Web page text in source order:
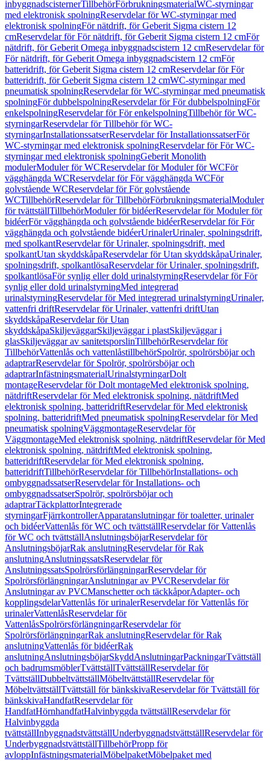
inbyggnadscisternerTillbehörFörbrukningsmaterialWC-styrningar
med elektronisk spolningReservdelar för WC-styrningar med
elektronisk spolningFör nätdrift, för Geberit Sigma cistern 12
cmReservdelar för För nätdrift, för Geberit Sigma cistern 12 cmFör
nätdrift, för Geberit Omega inbyggnadscistern 12 cmReservdelar för
För nätdrift, för Geberit Omega inbyggnadscistern 12 cmFör
batteridrift, för Geberit Sigma cistern 12 cmReservdelar för För
batteridrift, för Geberit Sigma cistern 12 cmWC-styrningar med
pneumatisk spolningReservdelar för WC-styrningar med pneumatisk
spolningFör dubbelspolningReservdelar för För dubbelspolningFör
enkelspolningReservdelar för För enkelspolningTillbehör för WC-
styrningarReservdelar för Tillbehör för WC-
styrningarInstallationssatserReservdelar för InstallationssatserFör
WC-styrningar med elektronisk spolningReservdelar för För WC-
styrningar med elektronisk spolningGeberit Monolith
modulerModuler för WCReservdelar för Moduler för WCFör
vägghängda WCReservdelar för För vägghängda WCFör
golvstående WCReservdelar för För golvstående
WCTillbehörReservdelar för TillbehörFörbrukningsmaterialModuler
för tvättställTillbehörModuler för bidéerReservdelar för Moduler för
bidéerFör vägghängda och golvstående bidéerReservdelar för För
vägghängda och golvstående bidéerUrinalerUrinaler, spolningsdrift,
med spolkantReservdelar för Urinaler, spolningsdrift, med
spolkantUtan skyddskåpaReservdelar för Utan skyddskåpaUrinaler,
spolningsdrift, spolkantlösaReservdelar för Urinaler, spolningsdrift,
spolkantlösaFör synlig eller dold urinalstyrningReservdelar för För
synlig eller dold urinalstyrningMed integrerad
urinalstyrningReservdelar för Med integrerad urinalstyrningUrinaler,
vattenfri driftReservdelar för Urinaler, vattenfri driftUtan
skyddskåpaReservdelar för Utan
skyddskåpaSkiljeväggarSkiljeväggar i plastSkiljeväggar i
glasSkiljeväggar av sanitetsporslinTillbehörReservdelar för
TillbehörVattenlås och vattenlåstillbehörSpolrör, spolrörsböjar och
adaptrarReservdelar för Spolrör, spolrörsböjar och
adaptrarInfästningsmaterialUrinalstyrningarDolt
montageReservdelar för Dolt montageMed elektronisk spolning,
nätdriftReservdelar för Med elektronisk spolning, nätdriftMed
elektronisk spolning, batteridriftReservdelar för Med elektronisk
spolning, batteridriftMed pneumatisk spolningReservdelar för Med
pneumatisk spolningVäggmontageReservdelar för
VäggmontageMed elektronisk spolning, nätdriftReservdelar för Med
elektronisk spolning, nätdriftMed elektronisk spolning,
batteridriftReservdelar för Med elektronisk spolning,
batteridriftTillbehörReservdelar för TillbehörInstallations- och
ombyggnadssatserReservdelar för Installations- och
ombyggnadssatserSpolrör, spolrörsböjar och
adaptrarTäckplattorIntegrerade
styrningarFjärrkontrollerApparatanslutningar för toaletter, urinaler
och bidéerVattenlås för WC och tvättställReservdelar för Vattenlås
för WC och tvättställAnslutningsböjarReservdelar för
AnslutningsböjarRak anslutningReservdelar för Rak
anslutningAnslutningssatsReservdelar för
AnslutningssatsSpolrörsförlängningarReservdelar för
SpolrörsförlängningarAnslutningar av PVCReservdelar för
Anslutningar av PVCManschetter och täckkåporAdapter- och
kopplingsdelarVattenlås för urinalerReservdelar för Vattenlås för
urinalerVattenlåsReservdelar för
VattenlåsSpolrörsförlängningarReservdelar för
SpolrörsförlängningarRak anslutningReservdelar för Rak
anslutningVattenlås för bidéerRak
anslutningAnslutningsböjarSkyddAnslutningarPackningarTvättställ
och badrumsmöblerTvättställTvättställReservdelar för
TvättställDubbeltvättställMöbeltvättställReservdelar för
MöbeltvättställTvättställ för bänkskivaReservdelar för Tvättställ för
bänkskivaHandfatReservdelar för
HandfatHörnhandfatHalvinbyggda tvättställReservdelar för
Halvinbyggda
tvättställInbyggnadstvättställUnderbyggnadstvättställReservdelar för
UnderbyggnadstvättställTillbehörPropp för
avloppInfästningsmaterialMöbelpaketMöbelpaket med